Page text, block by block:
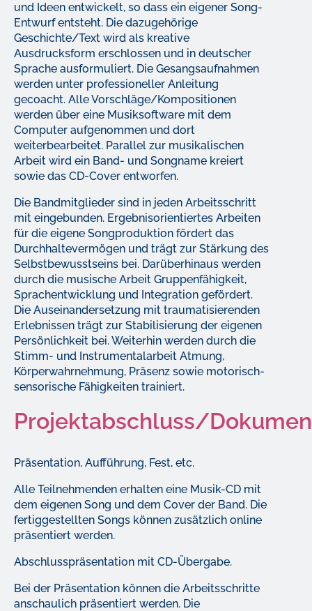
und Ideen entwickelt, so dass ein eigener Song-
Entwurf entsteht. Die dazugehörige
Geschichte/Text wird als kreative
Ausdrucksform erschlossen und in deutscher
Sprache ausformuliert. Die Gesangsaufnahmen
werden unter professioneller Anleitung
gecoacht. Alle Vorschläge/Kompositionen
werden über eine Musiksoftware mit dem
Computer aufgenommen und dort
weiterbearbeitet. Parallel zur musikalischen
Arbeit wird ein Band- und Songname kreiert
sowie das CD-Cover entworfen.
Die Bandmitglieder sind in jeden Arbeitsschritt
mit eingebunden. Ergebnisorientiertes Arbeiten
für die eigene Songproduktion fördert das
Durchhaltevermögen und trägt zur Stärkung des
Selbstbewusstseins bei. Darüberhinaus werden
durch die musische Arbeit Gruppenfähigkeit,
Sprachentwicklung und Integration gefördert.
Die Auseinandersetzung mit traumatisierenden
Erlebnissen trägt zur Stabilisierung der eigenen
Persönlichkeit bei. Weiterhin werden durch die
Stimm- und Instrumentalarbeit Atmung,
Körperwahrnehmung, Präsenz sowie motorisch-
sensorische Fähigkeiten trainiert.
Projektabschluss/
Präsentation, Aufführung, Fest, etc.
Alle Teilnehmenden erhalten eine Musik-CD mit
dem eigenen Song und dem Cover der Band. Die
fertiggestellten Songs können zusätzlich online
präsentiert werden.
Abschlusspräsentation mit CD-Übergabe.
Bei der Präsentation können die Arbeitsschritte
anschaulich präsentiert werden. Die